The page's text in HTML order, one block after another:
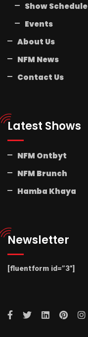
Show Schedule
Events
About Us
NFM News
Contact Us
Latest Shows
NFM Ontbyt
NFM Brunch
Hamba Khaya
Newsletter
[fluentform id=”3″]